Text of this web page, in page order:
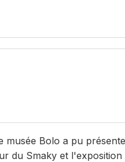
Bolo a pu
du Smaky et l'exposition